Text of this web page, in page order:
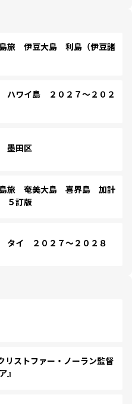
旅 伊豆大島 利島（伊豆諸
ワイ島 ２０２７～２０２
墨田区
旅 奄美大島 喜界島 加計
５訂版
イ ２０２７～２０２８
ストファー・ノーラン監督
』